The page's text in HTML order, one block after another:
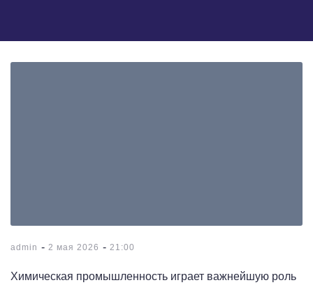
admin - 2 мая 2026 - 21:00
Химическая промышленность играет важнейшую роль